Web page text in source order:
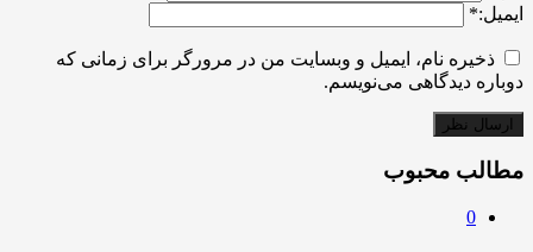
ایمیل:*
ذخیره نام، ایمیل و وبسایت من در مرورگر برای زمانی که
دوباره دیدگاهی می‌نویسم.
مطالب محبوب
0